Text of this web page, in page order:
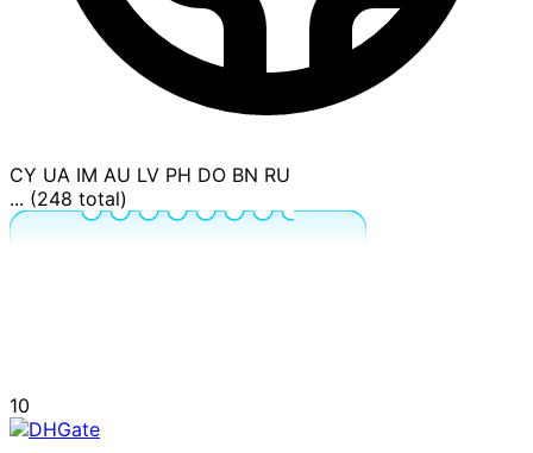
CY UA IM AU LV PH DO BN RU
... (248 total)
10